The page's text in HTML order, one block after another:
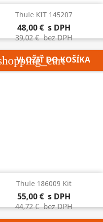
Thule KIT 145207
48,00 € s DPH
39,02 €bez DPH
VLOŽIŤ DO KOŠÍKA
Thule 186009 Kit
55,00 € s DPH
44,72 €bez DPH